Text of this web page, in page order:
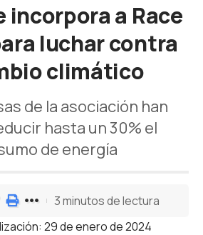
incorpora a Race
luchar contra
climático
de la asociación han
hasta un 30% el
de energía
29 de enero de 2024
3 minutos de lectura